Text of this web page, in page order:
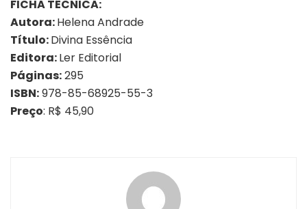
FICHA TÉCNICA:
Autora:Helena Andrade
Título:Divina Essência
Editora:Ler Editorial
Páginas:295
ISBN:978-85-68925-55-3
Preço: R$ 45,90